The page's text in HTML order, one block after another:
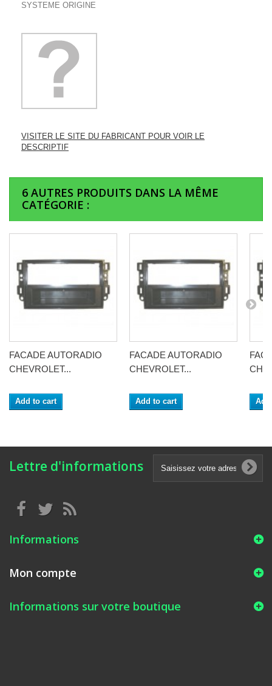
SYSTEME ORIGINE
VISITER LE SITE DU FABRICANT POUR VOIR LE
DESCRIPTIF
6 AUTRES PRODUITS DANS LA MÊME
CATÉGORIE :
FACADE AUTORADIO
CHEVROLET...
Add to cart
FACADE AUTORADIO
CHEVROLET...
Add to cart
Lettre d'informations
Informations
Mon compte
Informations sur votre boutique